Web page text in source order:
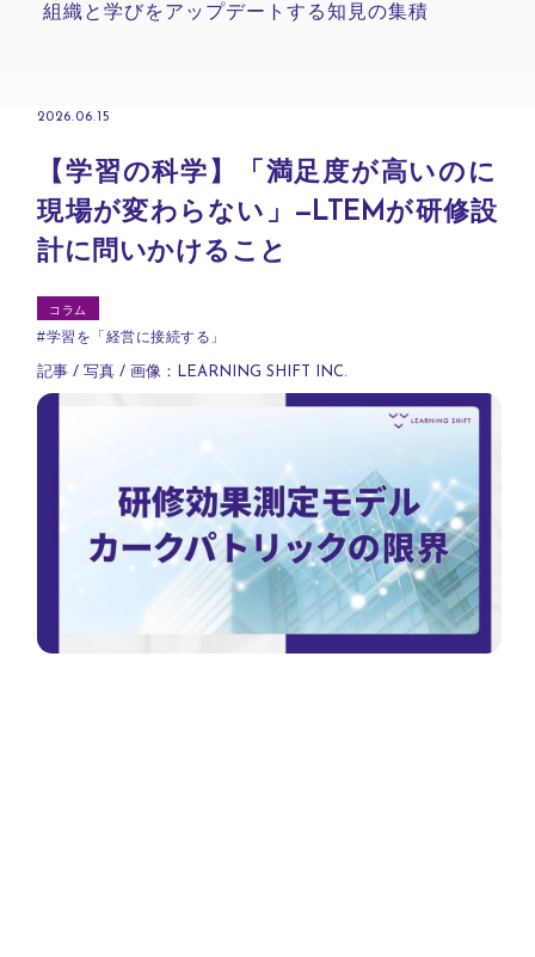
組織と学びをアップデートする知見の集積
2026.06.15
【学習の科学】「満足度が高いのに
現場が変わらない」—LTEMが研修設
計に問いかけること
コラム
#学習を「経営に接続する」
記事 / 写真 / 画像：LEARNING SHIFT INC.